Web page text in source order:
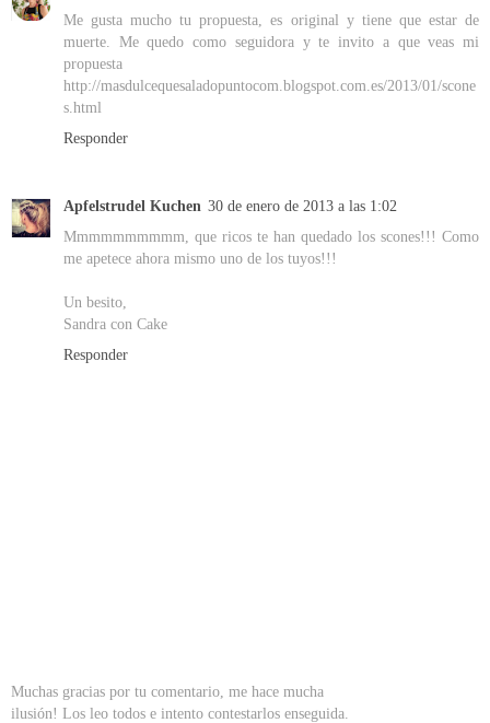
Me gusta mucho tu propuesta, es original y tiene que estar de
muerte. Me quedo como seguidora y te invito a que veas mi
propuesta
http://masdulcequesaladopuntocom.blogspot.com.es/2013/01/scone
s.html
Responder
Apfelstrudel Kuchen 30 de enero de 2013 a las 1:02
Mmmmmmmmmm, que ricos te han quedado los scones!!! Como
me apetece ahora mismo uno de los tuyos!!!
Un besito,
Sandra con Cake
Responder
Muchas gracias por tu comentario, me hace mucha
ilusión! Los leo todos e intento contestarlos enseguida.